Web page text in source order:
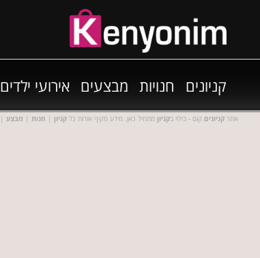
קניונים חנויות מבצעים אירועי ילדים
אתר קניונים.קום - בילוי בקניון מתחיל כאן. מידע מקיף אודות כל קניון | חנות | מבצע |